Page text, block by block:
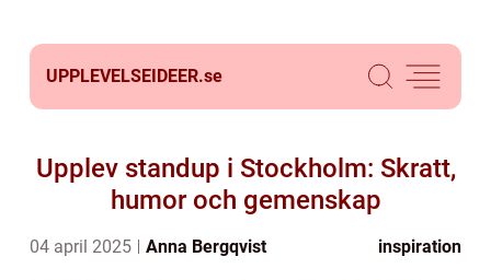
UPPLEVELSEIDEER.se
Upplev standup i Stockholm: Skratt,
humor och gemenskap
04 april 2025 Anna Bergqvist inspiration